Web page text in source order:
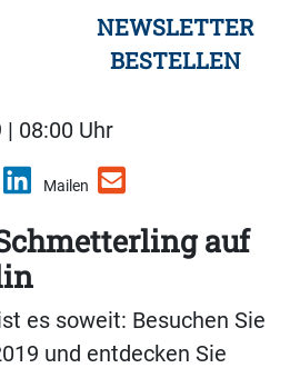
NEWSLETTER
BESTELLEN
| 08:00 Uhr
Mailen
auf
es soweit: Besuchen Sie
und entdecken Sie